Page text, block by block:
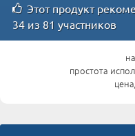
Этот продукт
34 из 81 участников
простота